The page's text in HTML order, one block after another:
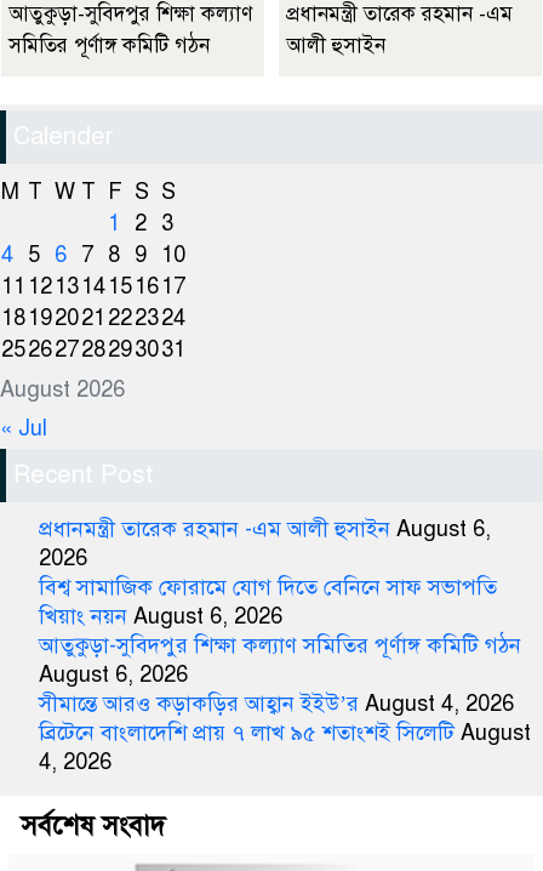
আতুকুড়া-সুবিদপুর শিক্ষা কল্যাণ
সমিতির পূর্ণাঙ্গ কমিটি গঠন
প্রধানমন্ত্রী তারেক রহমান -এম
আলী হুসাইন
Calender
August 2026
M T W T F S S
1
2 3
4 5 6 7 8 9
10
11 121314151617
18192021 222324
25262728293031
« Jul
Recent Post
প্রধানমন্ত্রী তারেক রহমান -এম আলী হুসাইন August 6,
2026
বিশ্ব সামাজিক ফোরামে যোগ দিতে বেনিনে সাফ সভাপতি
খিয়াং নয়ন August 6, 2026
আতুকুড়া-সুবিদপুর শিক্ষা কল্যাণ সমিতির পূর্ণাঙ্গ কমিটি গঠন
August 6, 2026
সীমান্তে আরও কড়াকড়ির আহ্বান ইইউ’র August 4, 2026
ব্রিটেনে বাংলাদেশি প্রায় ৭ লাখ ৯৫ শতাংশই সিলেটি August
4, 2026
সর্বশেষ সংবাদ